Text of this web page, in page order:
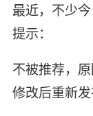
最近，不少
提示：
不被推荐，
修改后重新